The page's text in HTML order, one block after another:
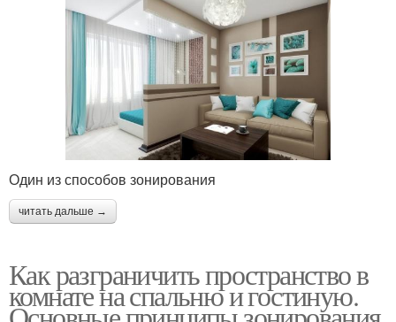
Один из способов зонирования
читать дальше →
Как разграничить пространство в
комнате на спальню и гостиную.